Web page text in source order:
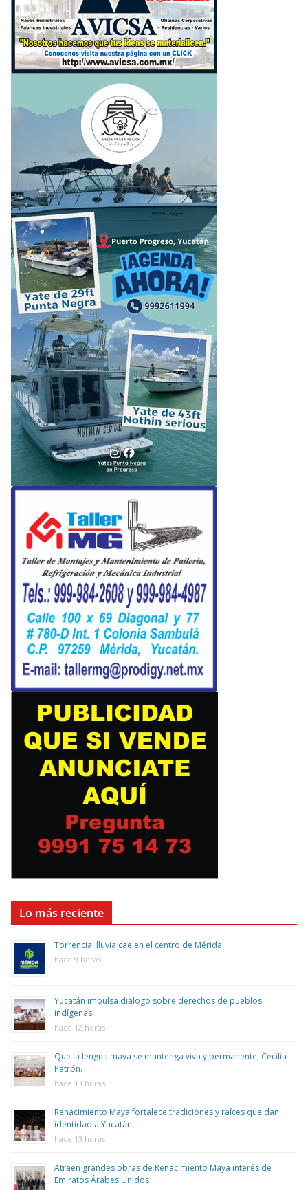
Lo más reciente
Torrencial lluvia cae en el centro de Mérida.
hace 9 horas
Yucatán impulsa diálogo sobre derechos de pueblos
indígenas
hace 12 horas
Que la lengua maya se mantenga viva y permanente; Cecilia
Patrón.
hace 13 horas
Renacimiento Maya fortalece tradiciones y raíces que dan
identidad a Yucatán
hace 13 horas
Atraen grandes obras de Renacimiento Maya interés de
Emiratos Árabes Unidos